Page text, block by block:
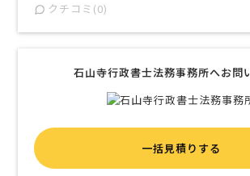
クチコミ(0)
石山寺行政書士法務事務所へお問
一括見積りする